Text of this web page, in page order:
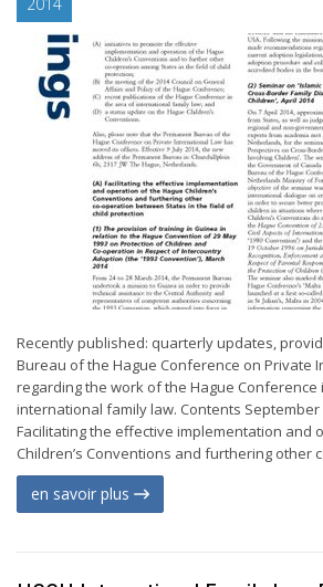
Recently published: quarterly updates,
Bureau of the Hague Conference on Private
regarding the work of the Hague
international family law. Contents September
Facilitating the effective implementation and
Children’s Conventions and furthering other
en savoir plus